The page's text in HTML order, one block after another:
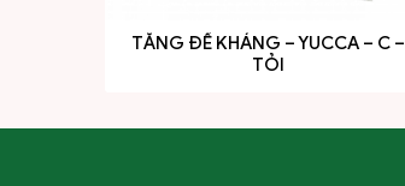
TĂNG ĐỀ KHÁNG – YUCCA – C –
TỎI